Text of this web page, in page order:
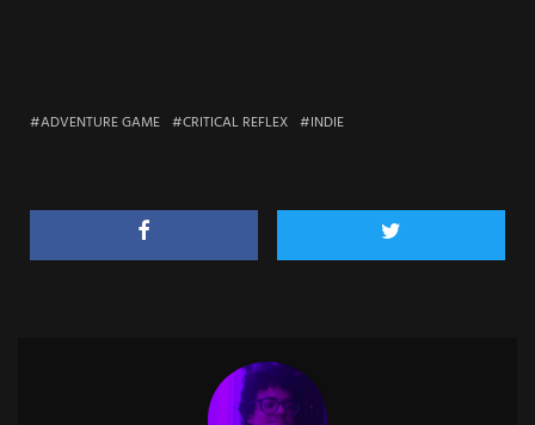
ADVENTURE GAME CRITICAL REFLEX INDIE